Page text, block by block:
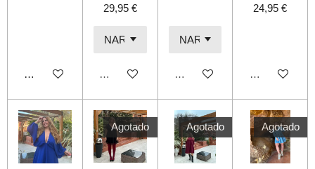
Añadir al carrito
29,95 €
Agotado Agotado
24,95 €
Agotado
Agotado Agotado Agotado